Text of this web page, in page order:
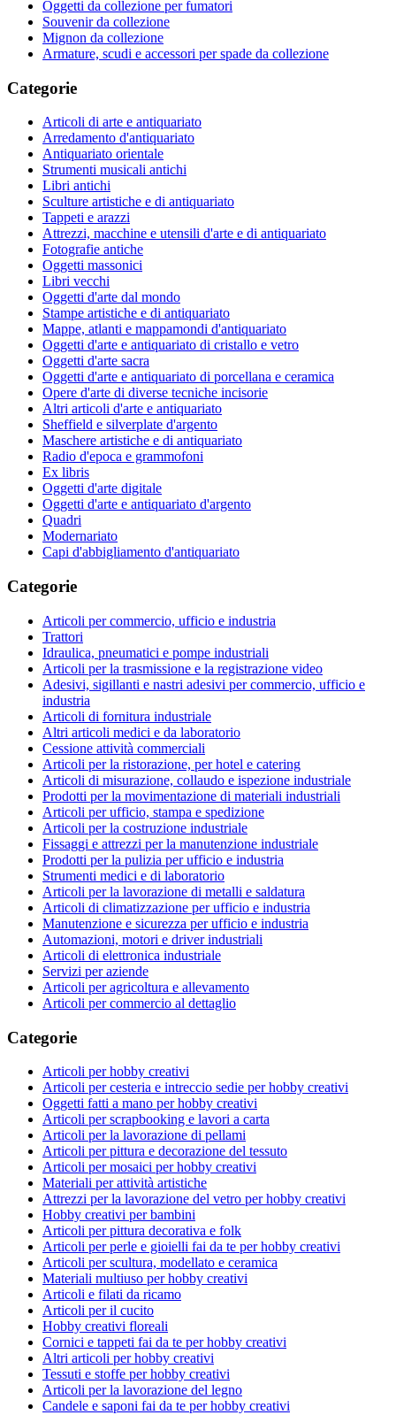
Oggetti da collezione per fumatori
Souvenir da collezione
Mignon da collezione
Armature, scudi e accessori per spade da collezione
Categorie
Articoli di arte e antiquariato
Arredamento d'antiquariato
Antiquariato orientale
Strumenti musicali antichi
Libri antichi
Sculture artistiche e di antiquariato
Tappeti e arazzi
Attrezzi, macchine e utensili d'arte e di antiquariato
Fotografie antiche
Oggetti massonici
Libri vecchi
Oggetti d'arte dal mondo
Stampe artistiche e di antiquariato
Mappe, atlanti e mappamondi d'antiquariato
Oggetti d'arte e antiquariato di cristallo e vetro
Oggetti d'arte sacra
Oggetti d'arte e antiquariato di porcellana e ceramica
Opere d'arte di diverse tecniche incisorie
Altri articoli d'arte e antiquariato
Sheffield e silverplate d'argento
Maschere artistiche e di antiquariato
Radio d'epoca e grammofoni
Ex libris
Oggetti d'arte digitale
Oggetti d'arte e antiquariato d'argento
Quadri
Modernariato
Capi d'abbigliamento d'antiquariato
Categorie
Articoli per commercio, ufficio e industria
Trattori
Idraulica, pneumatici e pompe industriali
Articoli per la trasmissione e la registrazione video
Adesivi, sigillanti e nastri adesivi per commercio, ufficio e
industria
Articoli di fornitura industriale
Altri articoli medici e da laboratorio
Cessione attività commerciali
Articoli per la ristorazione, per hotel e catering
Articoli di misurazione, collaudo e ispezione industriale
Prodotti per la movimentazione di materiali industriali
Articoli per ufficio, stampa e spedizione
Articoli per la costruzione industriale
Fissaggi e attrezzi per la manutenzione industriale
Prodotti per la pulizia per ufficio e industria
Strumenti medici e di laboratorio
Articoli per la lavorazione di metalli e saldatura
Articoli di climatizzazione per ufficio e industria
Manutenzione e sicurezza per ufficio e industria
Automazioni, motori e driver industriali
Articoli di elettronica industriale
Servizi per aziende
Articoli per agricoltura e allevamento
Articoli per commercio al dettaglio
Categorie
Articoli per hobby creativi
Articoli per cesteria e intreccio sedie per hobby creativi
Oggetti fatti a mano per hobby creativi
Articoli per scrapbooking e lavori a carta
Articoli per la lavorazione di pellami
Articoli per pittura e decorazione del tessuto
Articoli per mosaici per hobby creativi
Materiali per attività artistiche
Attrezzi per la lavorazione del vetro per hobby creativi
Hobby creativi per bambini
Articoli per pittura decorativa e folk
Articoli per perle e gioielli fai da te per hobby creativi
Articoli per scultura, modellato e ceramica
Materiali multiuso per hobby creativi
Articoli e filati da ricamo
Articoli per il cucito
Hobby creativi floreali
Cornici e tappeti fai da te per hobby creativi
Altri articoli per hobby creativi
Tessuti e stoffe per hobby creativi
Articoli per la lavorazione del legno
Candele e saponi fai da te per hobby creativi